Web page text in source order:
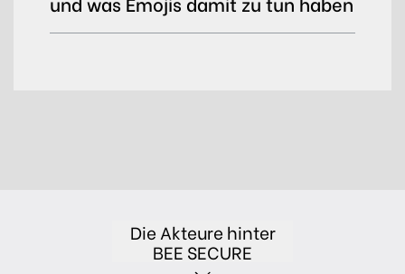
Die Akteure hinter
BEE SECURE